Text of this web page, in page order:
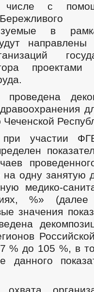
с
в
направлены
при участии
одну занятую
медико-
%» (далее
значения
% до 105 %, в
данного